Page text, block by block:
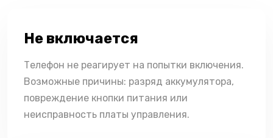
Не включается
Телефон не реагирует на попытки включения.
Возможные причины: разряд аккумулятора,
повреждение кнопки питания или
неисправность платы управления.